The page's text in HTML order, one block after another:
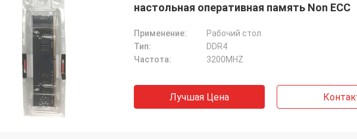
настольная оперативная память Non ECC
Применение:
Рабочий стол
Тип:
DDR4
Частота:
3200MHZ
Лучшая Цена